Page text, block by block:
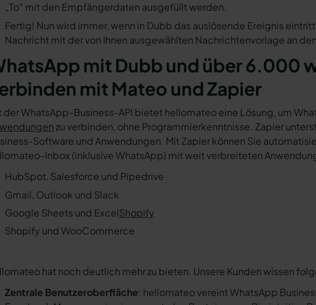
„To“ mit den Empfängerdaten ausgefüllt werden.
Fertig! Nun wird immer, wenn in Dubb das auslösende Ereignis
Nachricht mit der von Ihnen ausgewählten Nachrichtenvorlage an
mit Dubb und über 6.000
mit Mateo und Zapier
der WhatsApp-Business-API bietet hellomateo eine Lösung, um
zu verbinden, ohne Programmierkenntnisse. Zapier
Software und Anwendungen. Mit Zapier können Sie
Inbox (inklusive WhatsApp) mit weit verbreiteten
HubSpot, Salesforce und Pipedrive
Gmail, Outlook und Slack
Google Sheets und ExcelShopify
Shopify und WooCommerce
hat noch deutlich mehr zu bieten. Unsere Kunden wissen
Zentrale Benutzeroberfläche: hellomateo vereint WhatsApp